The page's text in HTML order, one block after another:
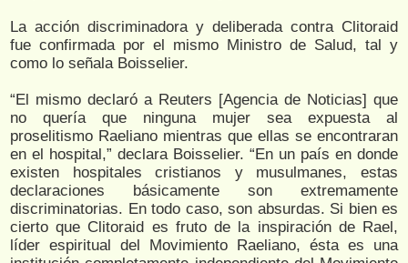
La acción discriminadora y deliberada contra Clitoraid
fue confirmada por el mismo Ministro de Salud, tal y
como lo señala Boisselier.
“El mismo declaró a Reuters [Agencia de Noticias] que
no quería que ninguna mujer sea expuesta al
proselitismo Raeliano mientras que ellas se encontraran
en el hospital,” declara Boisselier. “En un país en donde
existen hospitales cristianos y musulmanes, estas
declaraciones básicamente son extremamente
discriminatorias. En todo caso, son absurdas. Si bien es
cierto que Clitoraid es fruto de la inspiración de Rael,
líder espiritual del Movimiento Raeliano, ésta es una